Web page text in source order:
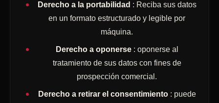
Derecho a la portabilidad : Reciba sus datos
en un formato estructurado y legible por
máquina.
Derecho a oponerse: oponerse al
tratamiento de sus datos con fines de
prospección comercial.
Derecho a retirar el consentimiento: puede